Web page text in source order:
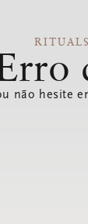
não hesite